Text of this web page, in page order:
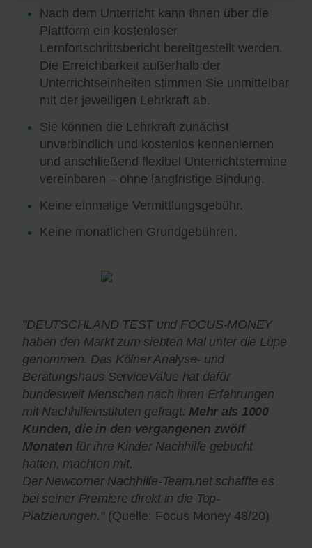
Nach dem Unterricht kann Ihnen über die
Plattform ein kostenloser
Lernfortschrittsbericht bereitgestellt werden.
Die Erreichbarkeit außerhalb der
Unterrichtseinheiten stimmen Sie unmittelbar
mit der jeweiligen Lehrkraft ab.
Sie können die Lehrkraft zunächst
unverbindlich und kostenlos kennenlernen
und anschließend flexibel Unterrichtstermine
vereinbaren – ohne langfristige Bindung.
Keine einmalige Vermittlungsgebühr.
Keine monatlichen Grundgebühren.
"DEUTSCHLAND TEST und FOCUS-MONEY
haben den Markt zum siebten Mal unter die Lupe
genommen. Das Kölner Analyse- und
Beratungshaus ServiceValue hat dafür
bundesweit Menschen nach ihren Erfahrungen
mit Nachhilfeinstituten gefragt: Mehr als 1000
Kunden, die in den vergangenen zwölf
Monaten für ihre Kinder Nachhilfe gebucht
hatten, machten mit.
Der Newcomer Nachhilfe-Team.net schaffte es
bei seiner Premiere direkt in die Top-
Platzierungen."(Quelle: Focus Money 48/20)